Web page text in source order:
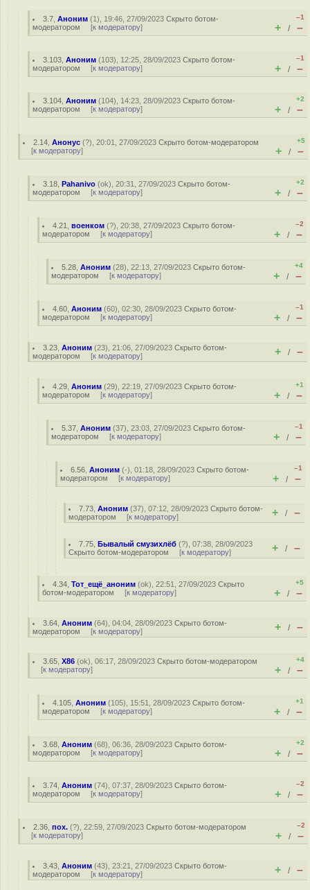
3.7 ,Аноним (1), 19:46, 27/09/2023Скрыто ботом-
модератором [к модератору]
–1
+ / –
3.103 ,Аноним (103), 12:25, 28/09/2023Скрыто ботом-
модератором [к модератору]
–1
+ / –
3.104 ,Аноним (104), 14:23, 28/09/2023Скрыто ботом-
модератором [к модератору]
+2
+ / –
2.14 ,Анонус (?), 20:01, 27/09/2023Скрыто ботом-модератором
[к модератору]
+5
+ / –
3.18 ,Pahanivo (ok), 20:31, 27/09/2023Скрыто ботом-
модератором [к модератору]
+2
+ / –
4.21 ,военком (?), 20:38, 27/09/2023Скрыто ботом-
модератором [к модератору]
–2
+ / –
5.28 ,Аноним (28), 22:13, 27/09/2023Скрыто ботом-
модератором [к модератору]
+4
+ / –
4.60 ,Аноним (60), 02:30, 28/09/2023Скрыто ботом-
модератором [к модератору]
–1
+ / –
3.23 ,Аноним (23), 21:06, 27/09/2023Скрыто ботом-
модератором [к модератору] + / –
4.29 ,Аноним (29), 22:19, 27/09/2023Скрыто ботом-
модератором [к модератору]
+1
+ / –
5.37 ,Аноним (37), 23:03, 27/09/2023Скрыто ботом-
модератором [к модератору]
–1
+ / –
6.56 ,Аноним (-), 01:18, 28/09/2023Скрыто ботом-
модератором [к модератору]
–1
+ / –
7.73 ,Аноним (37), 07:12, 28/09/2023Скрыто ботом-
модератором [к модератору] + / –
7.75 ,Бывалый смузихлёб (?), 07:38, 28/09/2023
Скрыто ботом-модератором [к модератору] + / –
4.34 ,Тот_ещё_аноним (ok), 22:51, 27/09/2023Скрыто
ботом-модератором [к модератору]
+5
+ / –
3.64 ,Аноним (64), 04:04, 28/09/2023Скрыто ботом-
модератором [к модератору] + / –
3.65 ,X86 (ok), 06:17, 28/09/2023Скрыто ботом-модератором
[к модератору]
+4
+ / –
4.105 ,Аноним (105), 15:51, 28/09/2023Скрыто ботом-
модератором [к модератору]
+1
+ / –
3.68 ,Аноним (68), 06:36, 28/09/2023Скрыто ботом-
модератором [к модератору]
+2
+ / –
3.74 ,Аноним (74), 07:37, 28/09/2023Скрыто ботом-
модератором [к модератору]
–2
+ / –
2.36 ,пох. (?), 22:59, 27/09/2023Скрыто ботом-модератором
[к модератору]
–2
+ / –
3.43 ,Аноним (43), 23:21, 27/09/2023Скрыто ботом-
модератором [к модератору] + / –